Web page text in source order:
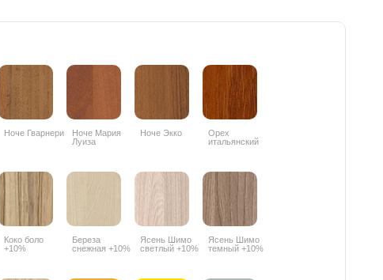
Ноче Гварнери
Ноче Мария
Луиза
Ноче Экко
Орех
итальянский
Коко боло
+10%
Береза
снежная +10%
Ясень Шимо
светлый +10%
Ясень Шимо
темный +10%